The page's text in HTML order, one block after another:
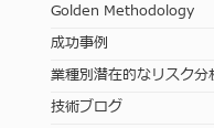
Golden Methodology
成功事例
業種別潜在的なリスク分
技術ブログ